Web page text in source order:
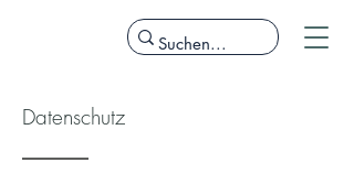
Datenschutz